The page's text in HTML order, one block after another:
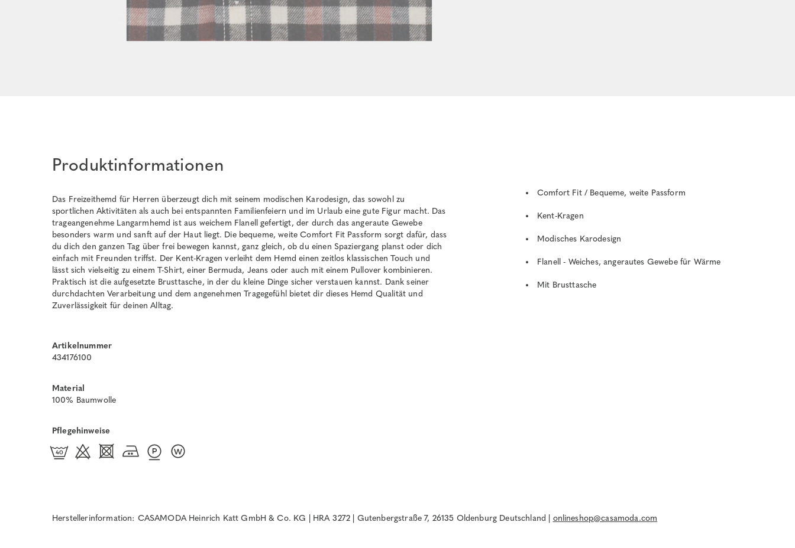
Produktinformationen
Das Freizeithemd für Herren überzeugt dich mit seinem modischen Karodesign, das sowohl zu
sportlichen Aktivitäten als auch bei entspannten Familienfeiern und im Urlaub eine gute Figur macht. Das
trageangenehme Langarmhemd ist aus weichem Flanell gefertigt, der durch das angeraute Gewebe
besonders warm und sanft auf der Haut liegt. Die bequeme, weite Comfort Fit Passform sorgt dafür, dass
du dich den ganzen Tag über frei bewegen kannst, ganz gleich, ob du einen Spaziergang planst oder dich
einfach mit Freunden triffst. Der Kent-Kragen verleiht dem Hemd einen zeitlos klassischen Touch und
lässt sich vielseitig zu einem T-Shirt, einer Bermuda, Jeans oder auch mit einem Pullover kombinieren.
Praktisch ist die aufgesetzte Brusttasche, in der du kleine Dinge sicher verstauen kannst. Dank seiner
durchdachten Verarbeitung und dem angenehmen Tragegefühl bietet dir dieses Hemd Qualität und
Zuverlässigkeit für deinen Alltag.
Artikelnummer
434176100
Material
100% Baumwolle
Pflegehinweise
Comfort Fit / Bequeme, weite Passform
Kent-Kragen
Modisches Karodesign
Flanell - Weiches, angerautes Gewebe für Wärme
Mit Brusttasche
Herstellerinformation: CASAMODA Heinrich Katt GmbH & Co. KG | HRA 3272 | Gutenbergstraße 7, 26135 Oldenburg Deutschland | onlineshop@casamoda.com